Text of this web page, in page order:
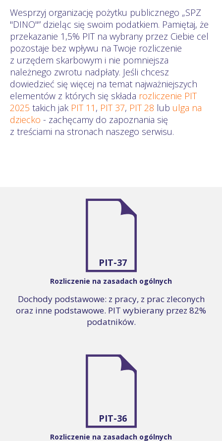
Wesprzyj organizację pożytku publicznego „SPZ
"DINO"” dzieląc się swoim podatkiem. Pamiętaj, że
przekazanie 1,5% PIT na wybrany przez Ciebie cel
pozostaje bez wpływu na Twoje rozliczenie
z urzędem skarbowym i nie pomniejsza
należnego zwrotu nadpłaty. Jeśli chcesz
dowiedzieć się więcej na temat najważniejszych
elementów z których się składa rozliczenie PIT
2025 takich jak PIT 11 , PIT 37, PIT 28 lub ulga na
dziecko - zachęcamy do zapoznania się
z treściami na stronach naszego serwisu.
PIT-37
Rozliczenie na zasadach ogólnych
Dochody podstawowe: z pracy, z prac zleconych
oraz inne podstawowe. PIT wybierany przez 82%
podatników.
PIT-36
Rozliczenie na zasadach ogólnych